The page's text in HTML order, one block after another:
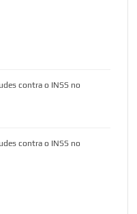
contra o INSS no
contra o INSS no